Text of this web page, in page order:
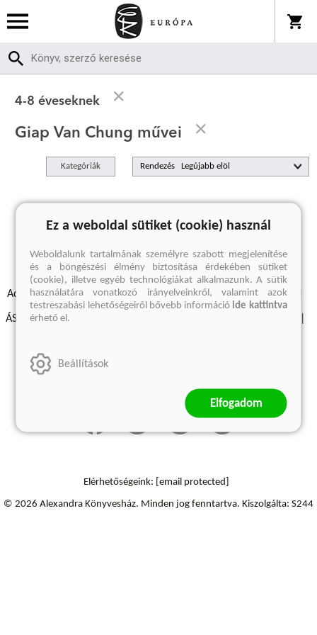
4-8 éveseknek
Giap Van Chung művei
Kategóriák Rendezés
A keresett kifejezésre nincs találat
Adatvédelmi szabályzatok Elállási felmondási nyilatkozat
ÁSZF - Vásárlási feltételek
Szállítási információk
Elérhetőségeink: [email protected]
© 2026 Alexandra Könyvesház. Minden jog fenntartva. Kiszolgálta: S244
Ez a weboldal sütiket (cookie) használ
Weboldalunk tartalmának személyre szabott megjelenítése
és a böngészési élmény biztosítása érdekében sütiket
(cookie), illetve egyéb technológiákat alkalmazunk. A sütik
használatára vonatkozó irányelveinkről, valamint azok
testreszabási lehetőségeiről bővebb információide kattintva
érhető el.
Beállítások
Elfogadom